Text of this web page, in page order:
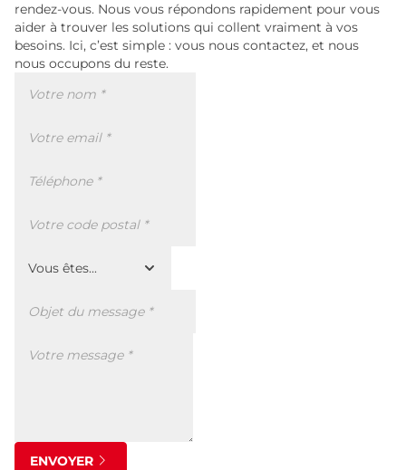
rendez-vous. Nous vous répondons rapidement pour vous
aider à trouver les solutions qui collent vraiment à vos
besoins. Ici, c’est simple : vous nous contactez, et nous
nous occupons du reste.
ENVOYER